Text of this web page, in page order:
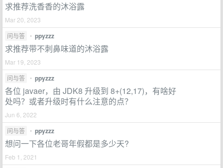
求推荐洗香香的沐浴露
Mar 20, 2023
问与答
• ppyzzz
求推荐带不刺鼻味道的沐浴露
Mar 19, 2023
问与答
• ppyzzz
各位 javaer，由 JDK8 升级到 8+(12,17)，有啥好
处吗？或者升级时有什么注意的点？
Jun 6, 2022
问与答
• ppyzzz
想问一下各位老哥年假都是多少天?
Feb 1, 2021